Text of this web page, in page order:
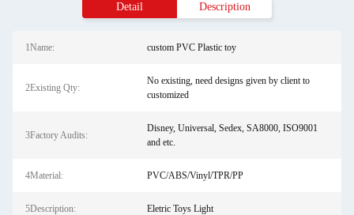
Detail Description
1Name: custom PVC Plastic toy
2Existing Qty:
No existing, need designs given by client to
customized
3Factory Audits:
Disney, Universal, Sedex, SA8000, ISO9001
and etc.
4Material: PVC/ABS/Vinyl/TPR/PP
5Description: Eletric Toys Light